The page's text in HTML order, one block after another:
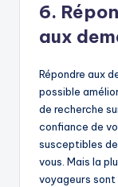
6.
aux
Répondre aux
possible
de recherche
confiance de
susceptibles
vous. Mais la
voyageurs sont